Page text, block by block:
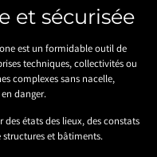
et sécurisée
est un formidable outil de
techniques, collectivités ou
complexes sans nacelle,
danger.
états des lieux, des constats
et bâtiments.